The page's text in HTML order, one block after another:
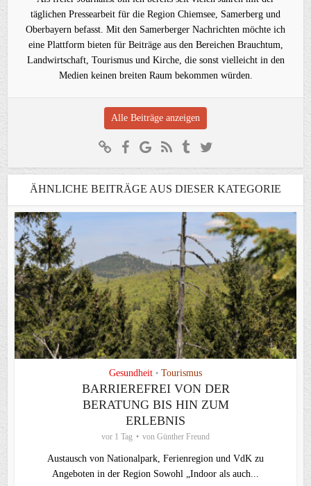
täglichen Pressearbeit für die Region Chiemsee, Samerberg und
Oberbayern befasst. Mit den Samerberger Nachrichten möchte ich
eine Plattform bieten für Beiträge aus den Bereichen Brauchtum,
Landwirtschaft, Tourismus und Kirche, die sonst vielleicht in den
Medien keinen breiten Raum bekommen würden.
Alle Beiträge anzeigen
ÄHNLICHE BEITRÄGE AUS DIESER KATEGORIE
Gesundheit • Tourismus
BARRIEREFREI VON DER
BERATUNG BIS HIN ZUM
ERLEBNIS
vor 1 Tag von Günther Freund
Austausch von Nationalpark, Ferienregion und VdK zu
Angeboten in der Region Sowohl „Indoor als auch...